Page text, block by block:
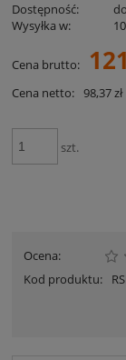
Dostępność:
Wysyłka w:
Cena brutto:
Cena netto: 98,37 zł
szt.
Ocena:
Kod produktu: